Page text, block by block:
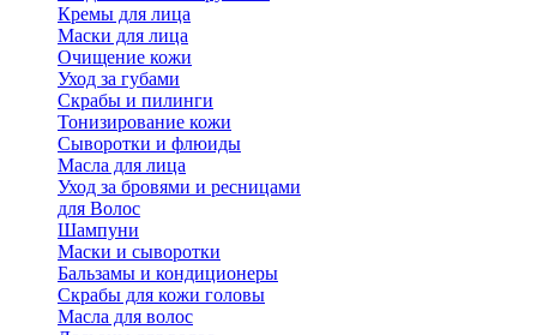
Кремы для лица
Маски для лица
Очищение кожи
Уход за губами
Скрабы и пилинги
Тонизирование кожи
Сыворотки и флюиды
Масла для лица
Уход за бровями и ресницами
для Волос
Шампуни
Маски и сыворотки
Бальзамы и кондиционеры
Скрабы для кожи головы
Масла для волос